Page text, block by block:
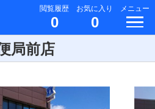
閲覧履歴
0
お気に入り
0
メニュー
局前店